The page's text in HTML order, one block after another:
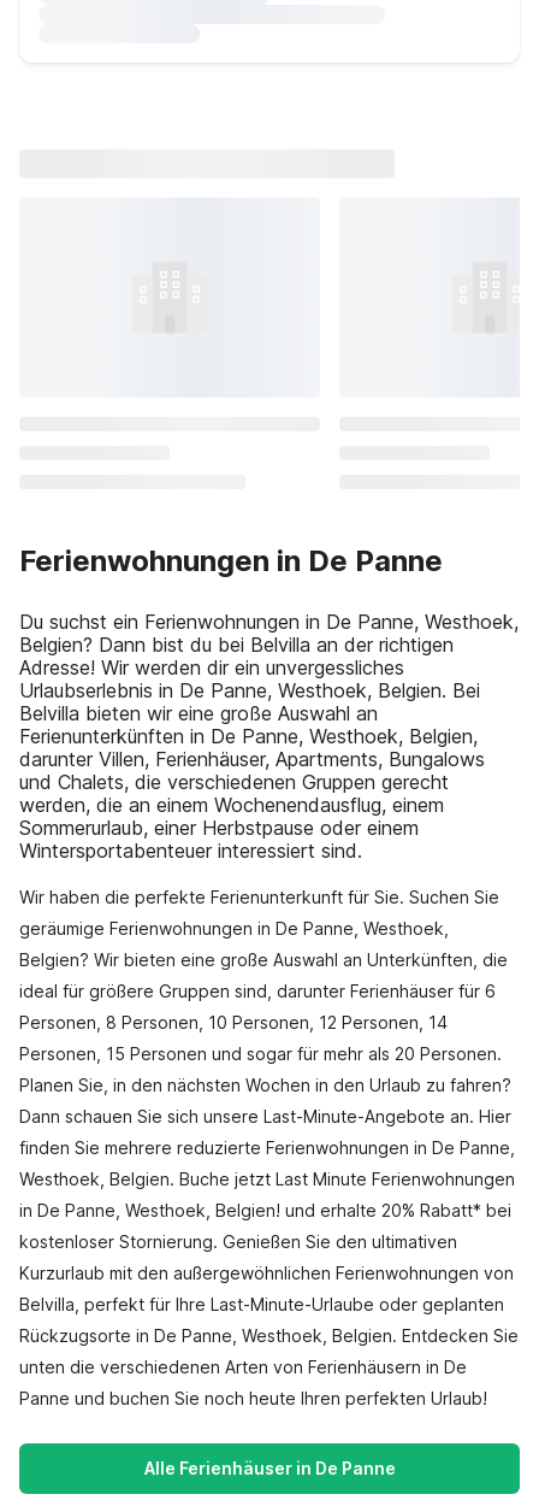
Ferienwohnungen in De Panne
Du suchst ein Ferienwohnungen in De Panne, Westhoek,
Belgien? Dann bist du bei Belvilla an der richtigen
Adresse! Wir werden dir ein unvergessliches
Urlaubserlebnis in De Panne, Westhoek, Belgien. Bei
Belvilla bieten wir eine große Auswahl an
Ferienunterkünften in De Panne, Westhoek, Belgien,
darunter Villen, Ferienhäuser, Apartments, Bungalows
und Chalets, die verschiedenen Gruppen gerecht
werden, die an einem Wochenendausflug, einem
Sommerurlaub, einer Herbstpause oder einem
Wintersportabenteuer interessiert sind.
Wir haben die perfekte Ferienunterkunft für Sie. Suchen Sie
geräumige Ferienwohnungen in De Panne, Westhoek,
Belgien? Wir bieten eine große Auswahl an Unterkünften, die
ideal für größere Gruppen sind, darunter Ferienhäuser für 6
Personen, 8 Personen, 10 Personen, 12 Personen, 14
Personen, 15 Personen und sogar für mehr als 20 Personen.
Planen Sie, in den nächsten Wochen in den Urlaub zu fahren?
Dann schauen Sie sich unsere Last-Minute-Angebote an. Hier
finden Sie mehrere reduzierte Ferienwohnungen in De Panne,
Westhoek, Belgien. Buche jetzt Last Minute Ferienwohnungen
in De Panne, Westhoek, Belgien! und erhalte 20% Rabatt* bei
kostenloser Stornierung. Genießen Sie den ultimativen
Kurzurlaub mit den außergewöhnlichen Ferienwohnungen von
Belvilla, perfekt für Ihre Last-Minute-Urlaube oder geplanten
Rückzugsorte in De Panne, Westhoek, Belgien. Entdecken Sie
unten die verschiedenen Arten von Ferienhäusern in De
Panne und buchen Sie noch heute Ihren perfekten Urlaub!
Alle Ferienhäuser in De Panne